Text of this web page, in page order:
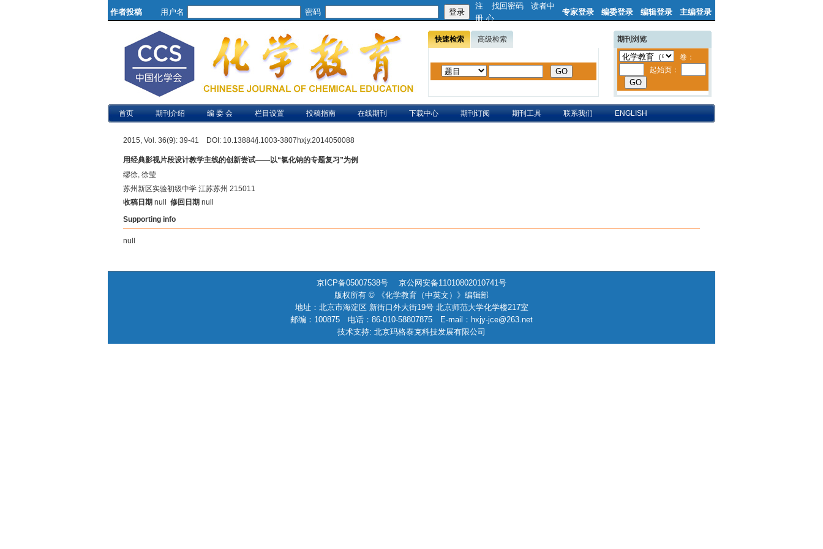
作者投稿 用户名 密码
注
册
找回密码
读者中
心
专家登录 编委登录 编辑登录 主编登录
快速检索 高级检索 期刊浏览
首页 期刊介绍 编 委 会 栏目设置 投稿指南 在线期刊 下载中心 期刊订阅 期刊工具 联系我们 ENGLISH
2015, Vol. 36(9): 39-41 DOI: 10.13884/j.1003-3807hxjy.2014050088
用经典影视片段设计教学主线的创新尝试——以“氯化钠的专题复习”为例
缪徐, 徐莹
苏州新区实验初级中学 江苏苏州 215011
收稿日期 null 修回日期 null
Supporting info
null
京ICP备05007538号 京公网安备11010802010741号
版权所有 © 《化学教育（中英文）》编辑部
地址：北京市海淀区 新街口外大街19号 北京师范大学化学楼217室
邮编：100875 电话：86-010-58807875 E-mail：hxjy-jce@263.net
技术支持: 北京玛格泰克科技发展有限公司